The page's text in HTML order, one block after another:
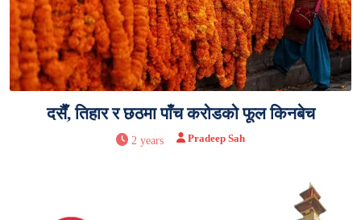
दसैँ, तिहार र छठमा पाँच करोडको फूल किनबेच
2 years Pradeep Sah